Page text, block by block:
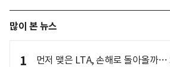
많이 본 뉴스
1
먼저 맺은 LTA, 손해로 돌아올까…